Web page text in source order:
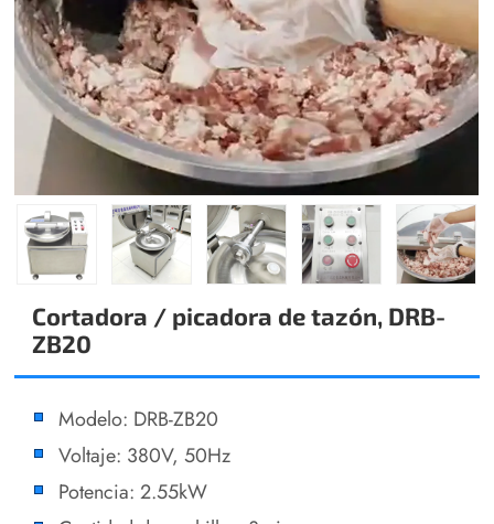
Cortadora / picadora de tazón, DRB-
ZB20
Modelo: DRB-ZB20
Voltaje: 380V, 50Hz
Potencia: 2.55kW